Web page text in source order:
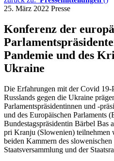
25. März 2022 Presse
Konferenz der
Pandemie und des
Ukraine
Die Erfahrungen mit der Covid
Russlands gegen die Ukraine
Parlamentspräsidentinnen und -
und des Europäischen Parlaments
Bundestagspräsidentin Bärbel Bas
pri Kranju (Slowenien) teilnehmen
beiden Kammern des
Staatsversammlung und der